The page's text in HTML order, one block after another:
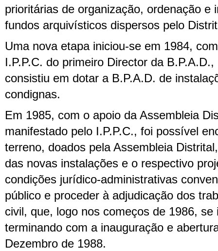
prioritárias de organização, ordenação e
fundos arquivísticos dispersos pelo
Uma nova etapa iniciou-se em 1984,
I.P.P.C. do primeiro Director da
consistiu em dotar a B.P.A.D. de
condignas.
Em 1985, com o apoio da Assembleia
manifestado pelo I.P.P.C., foi possível
terreno, doados pela Assembleia
das novas instalações e o respectivo
condições jurídico-administrativas
público e proceder à adjudicação dos
civil, que, logo nos começos de 1986,
terminando com a inauguração e
Dezembro de 1988.